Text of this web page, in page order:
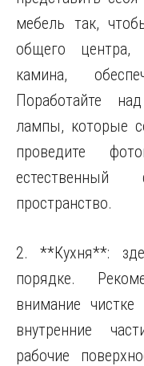
мебель так,
общего центра,
камина,
Поработайте
лампы, которые
проведите
пространство.
2. **Кухня**:
порядке.
внимание чистке
внутренние
рабочие